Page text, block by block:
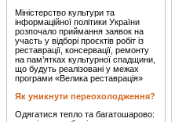
Міністерство культури та
інформаційної політики України
розпочало приймання заявок на
участь у відборі проєктів робіт із
реставрації, консервації, ремонту
на пам’ятках культурної спадщини,
що будуть реалізовані у межах
програми «Велика реставрація»
Як уникнути переохолодження?
Одягатися тепло та багатошарово: